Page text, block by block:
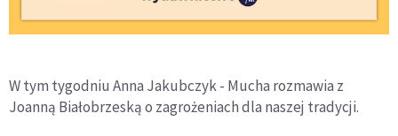
W tym tygodniu Anna Jakubczyk - Mucha rozmawia z
Joanną Białobrzeską o zagrożeniach dla naszej tradycji.